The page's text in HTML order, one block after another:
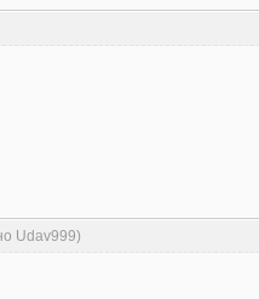
Udav999)